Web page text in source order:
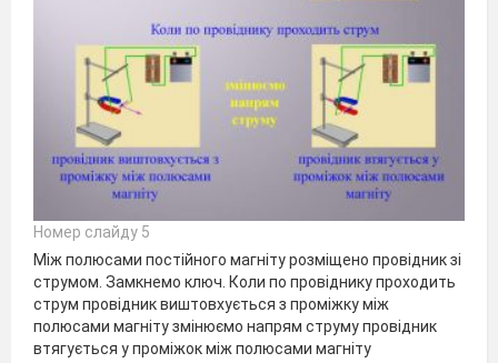
Номер слайду 5
Між полюсами постійного магніту розміщено провідник зі
струмом. Замкнемо ключ. Коли по провіднику проходить
струм провідник виштовхується з проміжку між
полюсами магніту змінюємо напрям струму провідник
втягується у проміжок між полюсами магніту